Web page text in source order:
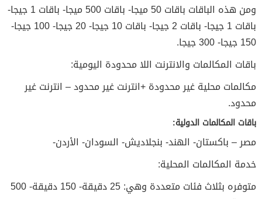
ومن هذه الباقات باقات 50 ميجا- باقات 500 ميجا- باقات 1 جيجا-
باقات 1 جيجا- باقات 2 جيجا- باقات 10 جيجا- 20 جيجا- 100 جيجا-
150 جيجا- 300 جيجا.
باقات المكالمات والانترنت اللا محدودة اليومية:
مكالمات محلية غير محدودة +انترنت غير محدود – انترنت غير
محدود.
باقات المكالمات الدولية:
مصر – باكستان- الهند- بنجلاديش- السودان- الأردن-
خدمة المكالمات المحلية:
متوفره بثلاث فئات متعددة وهي: 25 دقيقة- 150 دقيقة- 500